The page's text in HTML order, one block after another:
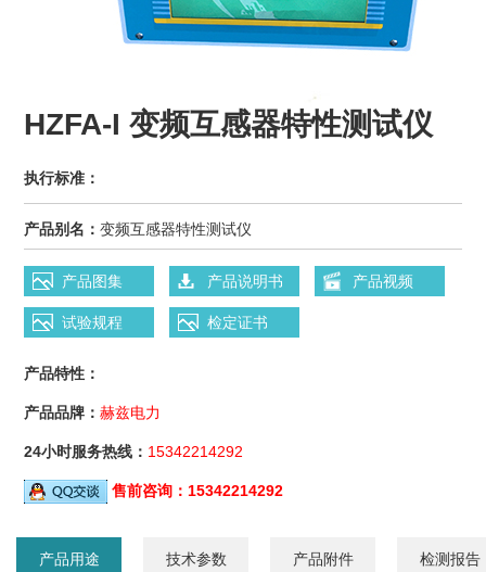
HZFA-I 变频互感器特性测试仪
执行标准：
产品别名：变频互感器特性测试仪
产品图集 产品说明书 产品视频
试验规程 检定证书
产品特性：
产品品牌：赫兹电力
24小时服务热线： 15342214292
售前咨询： 15342214292
产品用途 技术参数 产品附件 检测报告